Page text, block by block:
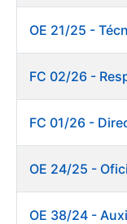
Mostrar/
OE 38/24 -